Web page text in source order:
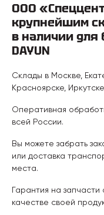
ООО
крупнейшим
в наличии для
DAYUN
Склады в Москве,
Красноярске,
Оперативная
всей России.
Вы можете забрать
или доставка
места.
Гарантия на
качестве своей